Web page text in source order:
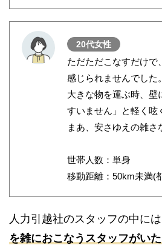
20代女性
ただただこなすだけで
感じられませんでした。
大きな物を運ぶ時、壁
すいません」と軽く呟
まあ、安さゆえの雑さ
世帯人数：単身
移動距離：50km未満(
人力引越社のスタッフの中には
を雑におこなうスタッフがい